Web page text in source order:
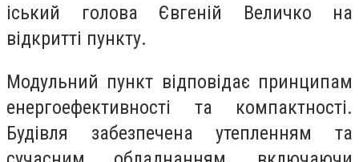
іський голова Євгеній Величко на
відкритті пункту.
Модульний пункт відповідає принципам
енергоефективності та компактності.
Будівля забезпечена утепленням та